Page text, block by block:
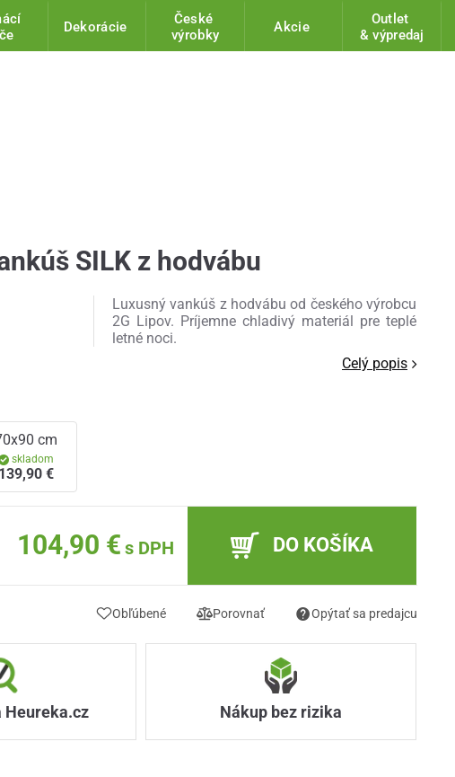
Dekorácie
České
výrobky
Akcie
Outlet
& výpredaj
SILK z hodvábu
Luxusný vankúš z hodvábu od českého výrobcu
2G Lipov. Príjemne chladivý materiál pre teplé
letné noci.
Celý popis
cm
skladom
139,90 €
104,90 € s DPH DO KOŠÍKA
Obľúbené Porovnať Opýtať sa predajcu
Heureka.cz Nákup bez rizika